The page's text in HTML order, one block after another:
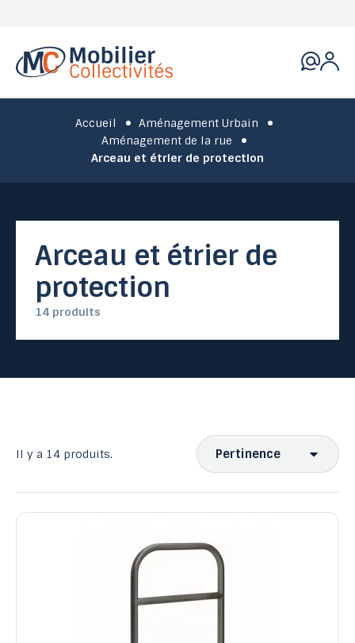
Accueil
Aménagement Urbain
Aménagement de la rue
Arceau et étrier de protection
Arceau et étrier de
protection
14 produits
Il y a 14 produits. Pertinence
Pertinence
Nom, A à Z
Nom, Z à A
Prix, croissant